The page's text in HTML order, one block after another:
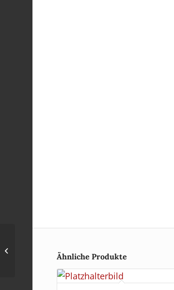
Ähnliche Produkte
Würzgarten Riesling
Kabinett fruchtig